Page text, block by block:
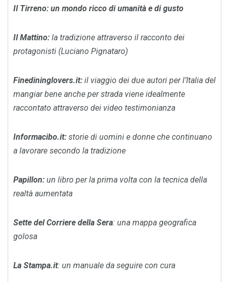
Il Tirreno: un mondo ricco di umanità e di gusto
Il Mattino: la tradizione attraverso il racconto dei
protagonisti (Luciano Pignataro)
Finedininglovers.it: il viaggio dei due autori per l’Italia del
mangiar bene anche per strada viene idealmente
raccontato attraverso dei video testimonianza
Informacibo.it: storie di uomini e donne che continuano
a lavorare secondo la tradizione
Papillon: un libro per la prima volta con la tecnica della
realtà aumentata
Sette del Corriere della Sera: una mappa geografica
golosa
La Stampa.it: un manuale da seguire con cura